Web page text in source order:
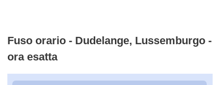
Fuso orario - Dudelange, Lussemburgo -
ora esatta